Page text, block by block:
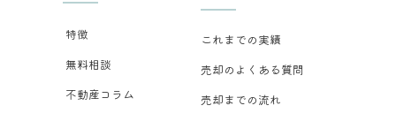
特徴
無料相談
不動産コラム
これまでの実績
売却のよくある質問
売却までの流れ